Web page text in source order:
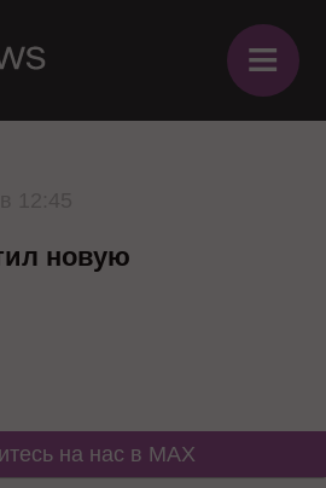
≡
новую
на нас в MAX